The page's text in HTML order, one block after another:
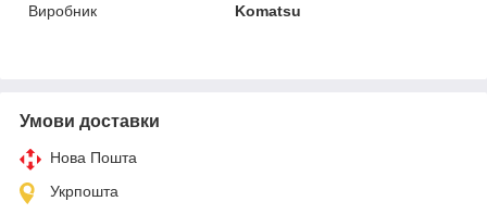
Виробник
Komatsu
Умови доставки
Нова Пошта
Укрпошта